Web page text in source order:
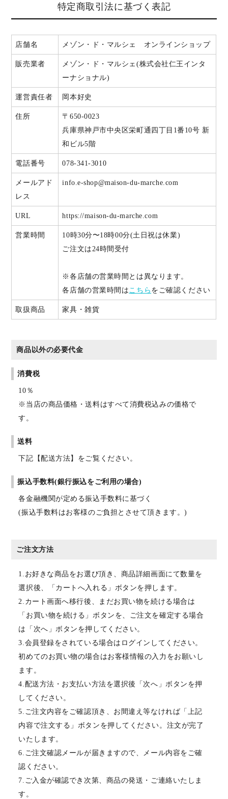
特定商取引法に基づく表記
店舗名 メゾン・ド・マルシェ オンラインショップ
販売業者
メゾン・ド・マルシェ(株式会社仁王インタ
ーナショナル)
運営責任者 岡本好史
住所
〒650-0023
兵庫県神戸市中央区栄町通四丁目1番10号 新
和ビル5階
電話番号 078-341-3010
メールアド
レス
info.e-shop@maison-du-marche.com
URL https://maison-du-marche.com
営業時間
10時30分〜18時00分(土日祝は休業)
ご注文は24時間受付
※各店舗の営業時間とは異なります。
各店舗の営業時間はこちら をご確認ください
取扱商品 家具・雑貨
商品以外の必要代金
消費税
10％
※当店の商品価格・送料はすべて消費税込みの価格で
す。
送料
下記【配送方法】をご覧ください。
振込手数料(銀行振込をご利用の場合)
各金融機関が定める振込手数料に基づく
(振込手数料はお客様のご負担とさせて頂きます。)
ご注文方法
1.お好きな商品をお選び頂き、商品詳細画面にて数量を
選択後、「カートへ入れる」ボタンを押します。
2.カート画面へ移行後、まだお買い物を続ける場合は
「お買い物を続ける」ボタンを、ご注文を確定する場合
は「次へ」ボタンを押してください。
3.会員登録をされている場合はログインしてください。
初めてのお買い物の場合はお客様情報の入力をお願いし
ます。
4.配送方法・お支払い方法を選択後「次へ」ボタンを押
してください。
5.ご注文内容をご確認頂き、お間違え等なければ「上記
内容で注文する」ボタンを押してください。注文が完了
いたします。
6.ご注文確認メールが届きますので、メール内容をご確
認ください。
7.ご入金が確認でき次第、商品の発送・ご連絡いたしま
す。